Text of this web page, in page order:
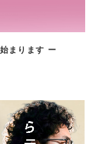
まります ー